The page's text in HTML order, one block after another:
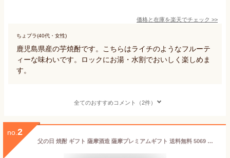
価格と在庫を楽天でチェック >>
ちょプラ(40代・女性)
鹿児島県産の芋焼酎です。こちらはライチのようなフルーテ
ィーな味わいです。ロックにお湯・水割でおいしく楽しめま
す。
全てのおすすめコメント（2件）
no. 2
父の日 焼酎 ギフト 薩摩酒造 薩摩プレミアムギフト 送料無料 5069 赤薩摩 黒薩摩 プレミアム 飲み比べ 900ml 2本セット お酒 芋焼酎 白波 さつま白波 公式 鹿児島 酒 プレゼント 蔵元直送